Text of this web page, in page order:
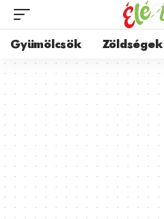
Gyümölcsök Zöldségek